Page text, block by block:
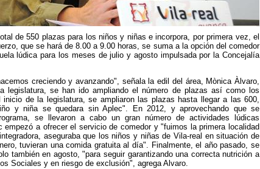
de 550 plazas para los niños y niñas e incorpora, por primera vez, el
que se hará de 8.00 a 9.00 horas, se suma a la opción del comedor
lúdica para los meses de julio y agosto impulsada por la Concejalía
creciendo y avanzando", señala la edil del área, Mònica Àlvaro,
legislatura, se han ido ampliando el número de plazas así como los
de la legislatura, se ampliaron las plazas hasta llegar a las 600,
y niña se quedara sin Aplec". En 2012, y aprovechando que se
se llevaron a cabo un gran número de actividades lúdicas
empezó a ofrecer el servicio de comedor y "fuimos la primera localidad
aseguraba que los niños y niñas de Vila-real en situación de
tuvieran una comida gratuita al día". Finalmente, el año pasado, se
también en agosto, "para seguir garantizando una correcta nutrición a
Sociales y en riesgo de exclusión", agrega Alvaro.